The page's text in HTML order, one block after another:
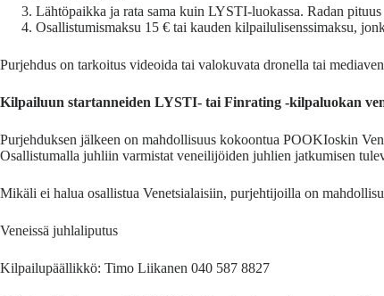
Lähtöpaikka ja rata sama kuin LYSTI-luokassa. Radan
Osallistumismaksu 15 € tai kauden kilpailulisenssimaksu,
Purjehdus on tarkoitus videoida tai valokuvata dronella tai
Kilpailuun startanneiden LYSTI- tai Finrating -kilpaluokan
Purjehduksen jälkeen on mahdollisuus kokoontua POOKIoskin
Osallistumalla juhliin varmistat veneilijöiden juhlien jatkumisen
Mikäli ei halua osallistua Venetsialaisiin, purjehtijoilla on
Veneissä juhlaliputus
Kilpailupäällikkö: Timo Liikanen 040 587 8827